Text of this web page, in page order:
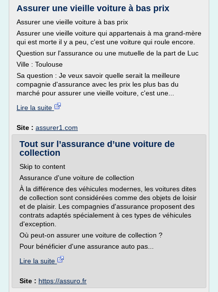
Assurer une vieille voiture à bas prix
Assurer une vieille voiture à bas prix
Assurer une vieille voiture qui appartenais à ma grand-mère
qui est morte il y a peu, c'est une voiture qui roule encore.
Question sur l'assurance ou une mutuelle de la part de Luc
Ville : Toulouse
Sa question : Je veux savoir quelle serait la meilleure
compagnie d'assurance avec les prix les plus bas du
marché pour assurer une vieille voiture, c'est une...
Lire la suite
Site : assurer1.com
Tout sur l’assurance d’une voiture de
collection
Skip to content
Assurance d'une voiture de collection
À la différence des véhicules modernes, les voitures dites
de collection sont considérées comme des objets de loisir
et de plaisir. Les compagnies d'assurance proposent des
contrats adaptés spécialement à ces types de véhicules
d'exception.
Où peut-on assurer une voiture de collection ?
Pour bénéficier d'une assurance auto pas...
Lire la suite
Site : https://assuro.fr